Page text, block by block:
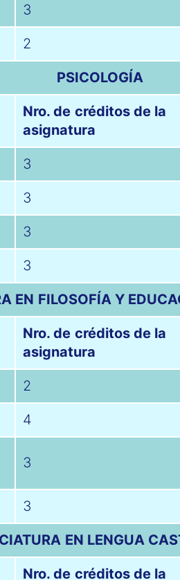
3
2
PSICOLOGÍA
Nro. de créditos de la
asignatura
3
3
3
3
EN FILOSOFÍA Y
Nro. de créditos de la
asignatura
2
4
3
3
EN LENGUA
Nro. de créditos de la